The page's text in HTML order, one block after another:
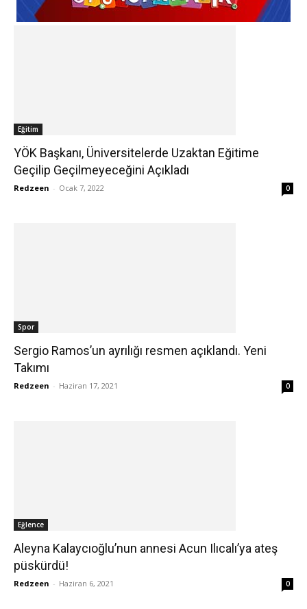
Eğitim
YÖK Başkanı, Üniversitelerde Uzaktan Eğitime
Geçilip Geçilmeyeceğini Açıkladı
Redzeen - Ocak 7, 2022 0
Spor
Sergio Ramos’un ayrılığı resmen açıklandı. Yeni
Takımı
Redzeen - Haziran 17, 2021 0
Eğlence
Aleyna Kalaycıoğlu’nun annesi Acun Ilıcalı’ya ateş
püskürdü!
Redzeen - Haziran 6, 2021 0